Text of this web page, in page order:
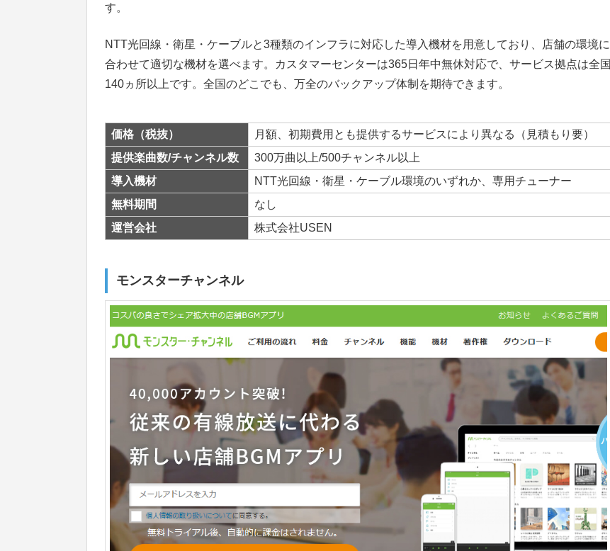
す。
NTT光回線・衛星・ケーブルと3種類のインフラに対応した導入機材を用意しており、店舗の環境に
合わせて適切な機材を選べます。カスタマーセンターは365日年中無休対応で、サービス拠点は全国
140ヵ所以上です。全国のどこでも、万全のバックアップ体制を期待できます。
価格（税抜）
月額、初期費用とも提供するサービスにより異なる（見積もり要）
提供楽曲数/チャンネル数
300万曲以上/500チャンネル以上
導入機材
NTT光回線・衛星・ケーブル環境のいずれか、専用チューナー
無料期間
なし
運営会社
株式会社USEN
モンスターチャンネル